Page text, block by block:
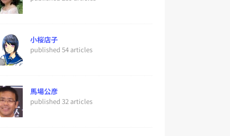
小桜店子
published 54 articles
馬場公彦
published 32 articles